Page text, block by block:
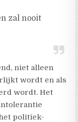
zal nooit
niet alleen
wordt en als
wordt. Het
politiek-